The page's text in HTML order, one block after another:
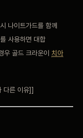
나이트가드를 함께
사용하면 대합
우 골드 크라운이 치아
다른 이유]]